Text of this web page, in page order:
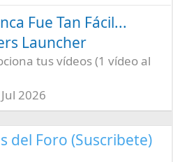
Fue Tan Fácil...
Launcher
tus vídeos (1 vídeo al
2026
del Foro (Suscribete)